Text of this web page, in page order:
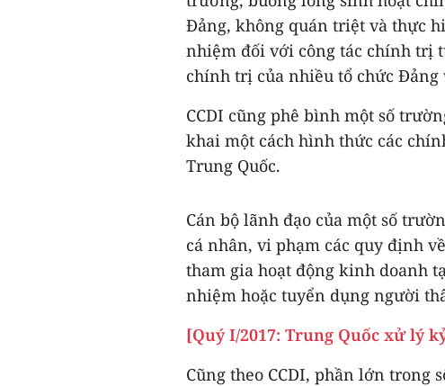
Đảng, không quán triệt và thực
nhiệm đối với công tác chính trị
chính trị của nhiều tổ chức Đảng
CCDI cũng phê bình một số
khai một cách hình thức các
Trung Quốc.
Cán bộ lãnh đạo của một số
cá nhân, vi phạm các quy định
tham gia hoạt động kinh doanh
nhiệm hoặc tuyển dụng người
[Quý I/2017: Trung Quốc xử lý
Cũng theo CCDI, phần lớn trong